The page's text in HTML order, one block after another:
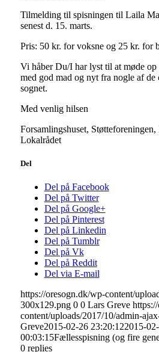
Tilmelding til spisningen til Laila
senest d. 15. marts.
Pris: 50 kr. for voksne og 25 kr. for
Vi håber Du/I har lyst til at møde
med god mad og nyt fra nogle af de
sognet.
Med venlig hilsen
Forsamlingshuset,
Lokalrådet
Del
Del på Facebook
Del på Twitter
Del på Google+
Del på Pinterest
Del på Linkedin
Del på Tumblr
Del på Vk
Del på Reddit
Del via E-mail
https://oresogn.dk/wp-content/
300x129.png 0 0 Lars Greve
content/uploads/2017/10/admin-
Greve2015-02-26 23:20:122015-
00:03:15Fællesspisning (og fire
0 replies